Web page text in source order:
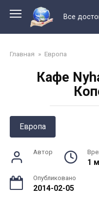
контенту
Все
Главная » Европа
Кафе
Европа
Автор
1
Опубликовано
2014-02-05